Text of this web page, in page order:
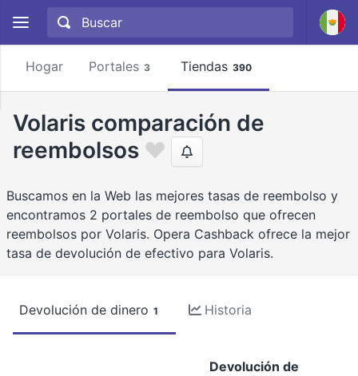
Hogar Portales 3 Tiendas 390
Volaris comparación de
reembolsos
Buscamos en la Web las mejores tasas de reembolso y
encontramos 2 portales de reembolso que ofrecen
reembolsos por Volaris. Opera Cashback ofrece la mejor
tasa de devolución de efectivo para Volaris.
Devolución de dinero 1 Historia
Devolución de